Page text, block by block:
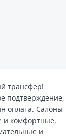
трансфер!
подтверждение,
оплата. Салоны
и комфортные,
и